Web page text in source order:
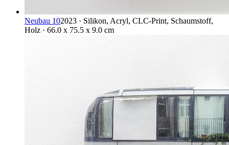
Neubau 102023 · Silikon, Acryl, CLC-Print, Schaumstoff,
Holz · 66.0 x 75.5 x 9.0 cm